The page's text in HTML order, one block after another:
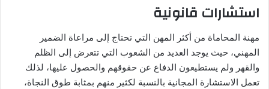
استشارات قانونية
مهنة المحاماة من أكثر المهن التي تحتاج إلى مراعاة الضمير
المهني، حيث يوجد العديد من الشعوب التي تتعرض إلى الظلم
والقهر ولم يستطيعون الدفاع عن حقوقهم والحصول عليها، لذلك
تعمل الاستشارة المجانية بالنسبة لكثير منهم بمثابة طوق النجاة،